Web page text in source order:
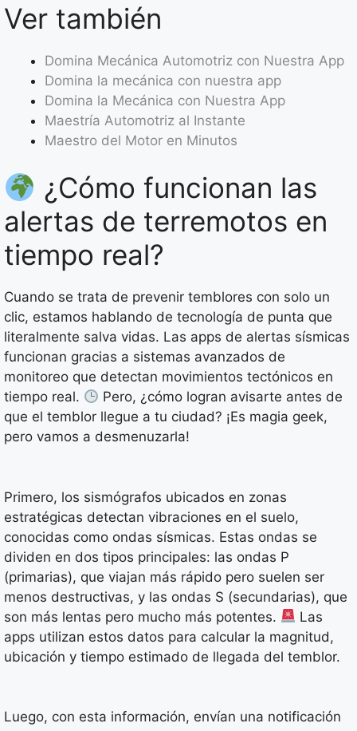
Ver también
Domina Mecánica Automotriz con Nuestra App
Domina la mecánica con nuestra app
Domina la Mecánica con Nuestra App
Maestría Automotriz al Instante
Maestro del Motor en Minutos
¿Cómo funcionan las
alertas de terremotos en
tiempo real?
Cuando se trata de prevenir temblores con solo un
clic, estamos hablando de tecnología de punta que
literalmente salva vidas. Las apps de alertas sísmicas
funcionan gracias a sistemas avanzados de
monitoreo que detectan movimientos tectónicos en
tiempo real.
Pero, ¿cómo logran avisarte antes de
que el temblor llegue a tu ciudad? ¡Es magia geek,
pero vamos a desmenuzarla!
Primero, los sismógrafos ubicados en zonas
estratégicas detectan vibraciones en el suelo,
conocidas como ondas sísmicas. Estas ondas se
dividen en dos tipos principales: las ondas P
(primarias), que viajan más rápido pero suelen ser
menos destructivas, y las ondas S (secundarias), que
son más lentas pero mucho más potentes.
Las
apps utilizan estos datos para calcular la magnitud,
ubicación y tiempo estimado de llegada del temblor.
Luego, con esta información, envían una notificación